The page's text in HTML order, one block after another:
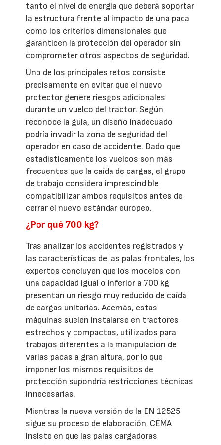
tanto el nivel de energía que deberá soportar
la estructura frente al impacto de una paca
como los criterios dimensionales que
garanticen la protección del operador sin
comprometer otros aspectos de seguridad.
Uno de los principales retos consiste
precisamente en evitar que el nuevo
protector genere riesgos adicionales
durante un vuelco del tractor. Según
reconoce la guía, un diseño inadecuado
podría invadir la zona de seguridad del
operador en caso de accidente. Dado que
estadísticamente los vuelcos son más
frecuentes que la caída de cargas, el grupo
de trabajo considera imprescindible
compatibilizar ambos requisitos antes de
cerrar el nuevo estándar europeo.
¿Por qué 700 kg?
Tras analizar los accidentes registrados y
las características de las palas frontales, los
expertos concluyen que los modelos con
una capacidad igual o inferior a 700 kg
presentan un riesgo muy reducido de caída
de cargas unitarias. Además, estas
máquinas suelen instalarse en tractores
estrechos y compactos, utilizados para
trabajos diferentes a la manipulación de
varias pacas a gran altura, por lo que
imponer los mismos requisitos de
protección supondría restricciones técnicas
innecesarias.
Mientras la nueva versión de la EN 12525
sigue su proceso de elaboración, CEMA
insiste en que las palas cargadoras